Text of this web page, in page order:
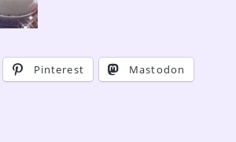
Pinterest Mastodon